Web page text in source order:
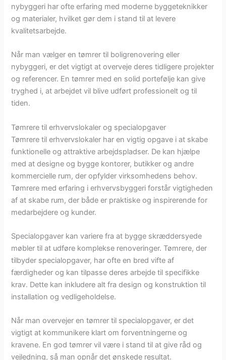
nybyggeri har ofte erfaring med moderne byggeteknikker
og materialer, hvilket gør dem i stand til at levere
kvalitetsarbejde.
Når man vælger en tømrer til boligrenovering eller
nybyggeri, er det vigtigt at overveje deres tidligere projekter
og referencer. En tømrer med en solid portefølje kan give
tryghed i, at arbejdet vil blive udført professionelt og til
tiden.
Tømrere til erhvervslokaler og specialopgaver
Tømrere til erhvervslokaler har en vigtig opgave i at skabe
funktionelle og attraktive arbejdspladser. De kan hjælpe
med at designe og bygge kontorer, butikker og andre
kommercielle rum, der opfylder virksomhedens behov.
Tømrere med erfaring i erhvervsbyggeri forstår vigtigheden
af at skabe rum, der både er praktiske og inspirerende for
medarbejdere og kunder.
Specialopgaver kan variere fra at bygge skræddersyede
møbler til at udføre komplekse renoveringer. Tømrere, der
tilbyder specialopgaver, har ofte en bred vifte af
færdigheder og kan tilpasse deres arbejde til specifikke
krav. Dette kan inkludere alt fra design og konstruktion til
installation og vedligeholdelse.
Når man overvejer en tømrer til specialopgaver, er det
vigtigt at kommunikere klart om forventningerne og
kravene. En god tømrer vil være i stand til at give råd og
vejledning, så man opnår det ønskede resultat.